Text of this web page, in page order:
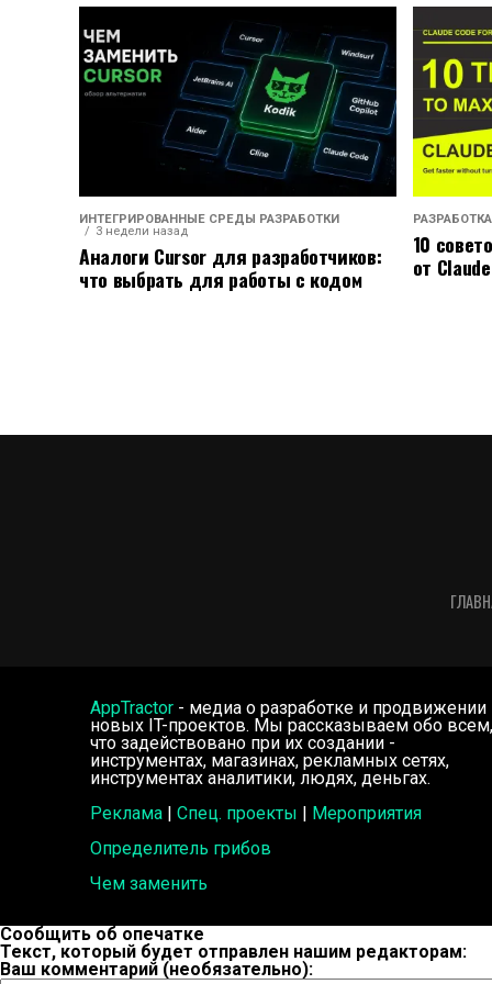
ИНТЕГРИРОВАННЫЕ СРЕДЫ РАЗРАБОТКИ
3 недели назад
Аналоги Cursor для разработчиков:
что выбрать для работы с кодом
РАЗРАБОТКА
10
от
AppTractor - медиа о разработке и продвижении
новых IT-проектов. Мы рассказываем обо всем,
что задействовано при их создании -
инструментах, магазинах, рекламных сетях,
инструментах аналитики, людях, деньгах.
Реклама | Спец. проекты | Мероприятия
Определитель грибов
Чем заменить
Сообщить об опечатке
Текст, который будет отправлен нашим редакторам:
Ваш комментарий (необязательно):